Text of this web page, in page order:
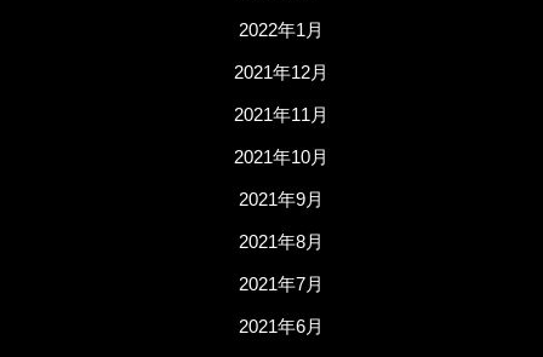
2022年1月
2021年12月
2021年11月
2021年10月
2021年9月
2021年8月
2021年7月
2021年6月